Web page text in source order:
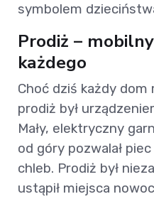
symbolem
Prodiż –
każdego
Choć dziś każdy dom
prodiż był
Mały, elektryczny
od góry pozwalał
chleb. Prodiż był
ustąpił miejsca